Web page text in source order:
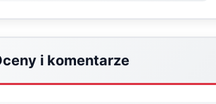
i komentarze